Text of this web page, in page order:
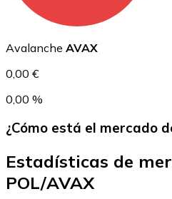
USD Coin
USDC
Avalanche AVAX
0,00 €
0,00 %
¿Cómo está el mercado
Estadísticas de
POL/AVAX